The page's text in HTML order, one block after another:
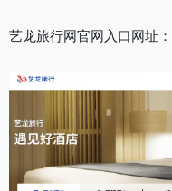
艺龙旅行网官网入口网址：